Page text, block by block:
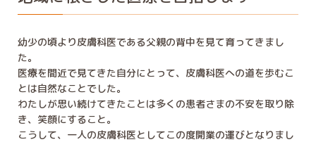
幼少の頃より皮膚科医である父親の背中を見て育ってきまし
た。
医療を間近で見てきた自分にとって、皮膚科医への道を歩むこ
とは自然なことでした。
わたしが思い続けてきたことは多くの患者さまの不安を取り除
き、笑顔にすること。
こうして、一人の皮膚科医としてこの度開業の運びとなりまし